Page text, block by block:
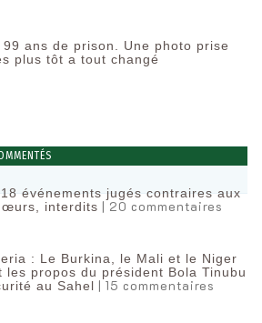
ans de prison. Une photo prise
plus tôt a tout changé
événements jugés contraires aux
interdits | 20 commentaires
: Le Burkina, le Mali et le Niger
les propos du président Bola Tinubu
au Sahel | 15 commentaires